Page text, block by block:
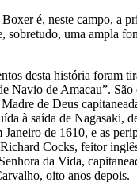
é, neste campo, a
sobretudo, uma ampla
desta história foram
Navio de Amacau”. São
de Deus
à saída de Nagasaki,
Janeiro de 1610, e as
Cocks, feitor
da Vida,
oito anos depois.